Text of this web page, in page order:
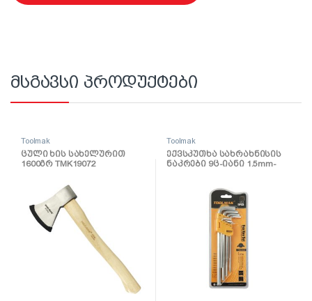
მსგავსი პროდუქტები
Toolmak
ცული ხის სახელურით
1600გრ TMK19072
Toolmak
ექვსკუთხა სახრახნისის
ნაკრები 9ც-იანი 1.5mm-